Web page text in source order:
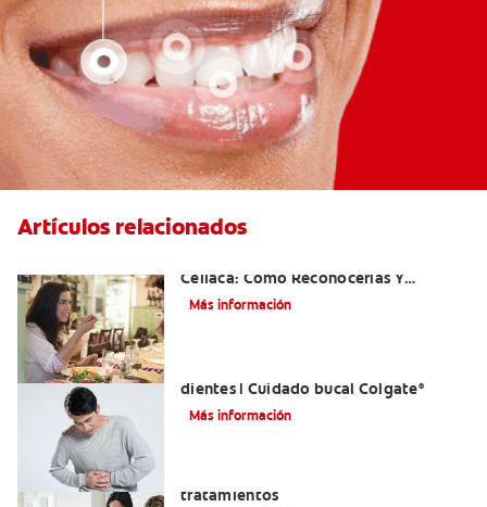
Artículos relacionados
Celíaca: Cómo Reconocerlas Y
Tratarlas
Más información
dientes | Cuidado bucal Colgate®
Más información
tratamientos